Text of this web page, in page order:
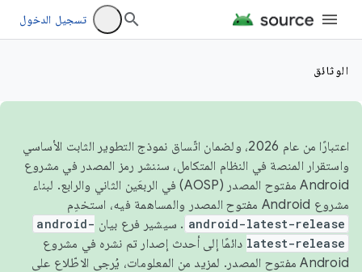
تسجيل الدخول
الوثائق
اعتبارًا من عام 2026، ولضمان اتّساق نموذج التطوير الثابت الأساسي
واستقرار المنصة في النظام المتكامل، سننشر رمز المصدر في مشروع
Android مفتوح المصدر (AOSP) في الربعَين الثاني والرابع. لبناء
مشروع Android مفتوح المصدر والمساهمة فيه، استخدِم
android-latest-release . سيشير فرع بيان android-
latest-release دائمًا إلى أحدث إصدار تم نشره في مشروع
Android مفتوح المصدر. لمزيد من المعلومات، يُرجى الاطّلاع على